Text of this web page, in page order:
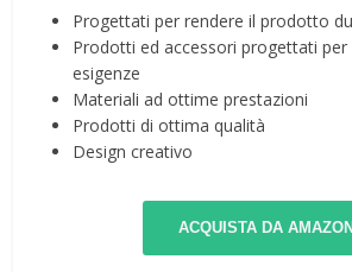
Progettati per rendere il prodotto
Prodotti ed accessori progettati
esigenze
Materiali ad ottime prestazioni
Prodotti di ottima qualità
Design creativo
ACQUISTA DA AMAZON